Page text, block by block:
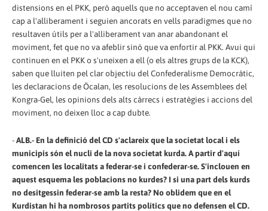
distensions en el PKK, però aquells que no acceptaven el nou camí
cap a l'alliberament i seguien ancorats en vells paradigmes que no
resultaven útils per a l'alliberament van anar abandonant el
moviment, fet que no va afeblir sinó que va enfortir al PKK. Avui qui
continuen en el PKK o s'uneixen a ell (o els altres grups de la KCK),
saben que lluiten pel clar objectiu del Confederalisme Democràtic,
les declaracions de Öcalan, les resolucions de les Assemblees del
Kongra-Gel, les opinions dels alts càrrecs i estratègies i accions del
moviment, no deixen lloc a cap dubte.
-ALB.- En la definició del CD s'aclareix que la societat local i els
municipis són el nucli de la nova societat kurda. A partir d'aquí
comencen les localitats a federar-se i confederar-se. S'inclouen en
aquest esquema les poblacions no kurdes? I si una part dels kurds
no desitgessin federar-se amb la resta? No oblidem que en el
Kurdistan hi ha nombrosos partits polítics que no defensen el CD.